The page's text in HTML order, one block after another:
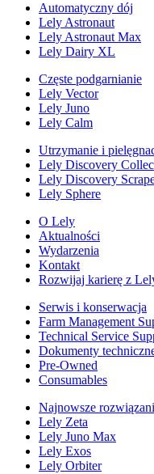
Automatyczny dój
Lely Astronaut
Lely Astronaut Max
Lely Dairy XL
Częste podgarnianie
Lely Vector
Lely Juno
Lely Calm
Utrzymanie i
Lely Discovery
Lely Discovery
Lely Sphere
O Lely
Aktualności
Wydarzenia
Kontakt
Rozwijaj karierę z
Serwis i konserwacja
Farm Management
Technical Service
Dokumenty
Pre-Owned
Consumables
Najnowsze
Lely Zeta
Lely Juno Max
Lely Exos
Lely Orbiter